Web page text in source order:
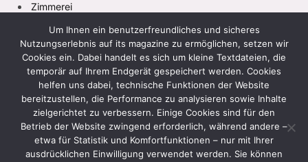
Zimmerei
Facebook
X
(Twitter)
InstagramPinterestTikTok
HEIM DATENSCHUTZRICHTLINIE
Um Ihnen ein benutzerfreundliches und sicheres
Nutzungserlebnis auf its magazine zu ermöglichen, setzen wir
Cookies ein. Dabei handelt es sich um kleine Textdateien, die
temporär auf Ihrem Endgerät gespeichert werden. Cookies
helfen uns dabei, technische Funktionen der Website
bereitzustellen, die Performance zu analysieren sowie Inhalte
zielgerichtet zu verbessern. Einige Cookies sind für den
Betrieb der Website zwingend erforderlich, während andere –
etwa für Statistik und Komfortfunktionen – nur mit Ihrer
ausdrücklichen Einwilligung verwendet werden. Sie können